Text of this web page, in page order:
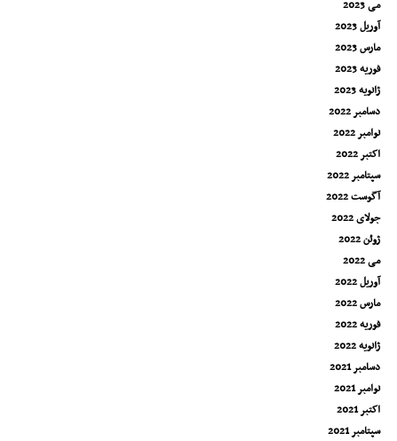
می 2023
آوریل 2023
مارس 2023
فوریه 2023
ژانویه 2023
دسامبر 2022
نوامبر 2022
اکتبر 2022
سپتامبر 2022
آگوست 2022
جولای 2022
ژوئن 2022
می 2022
آوریل 2022
مارس 2022
فوریه 2022
ژانویه 2022
دسامبر 2021
نوامبر 2021
اکتبر 2021
سپتامبر 2021